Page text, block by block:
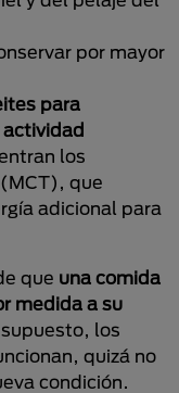
por mayor
para
actividad
los
que
adicional para
que una comida
medida a su
supuesto, los
quizá no
condición.